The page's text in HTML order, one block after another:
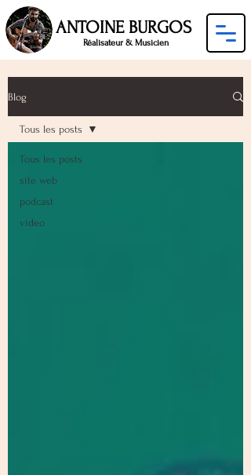
ANTOINE BURGOS
Réalisateur & Musicien
Blog
Tous les posts
site web
podcast
video
Tous les posts